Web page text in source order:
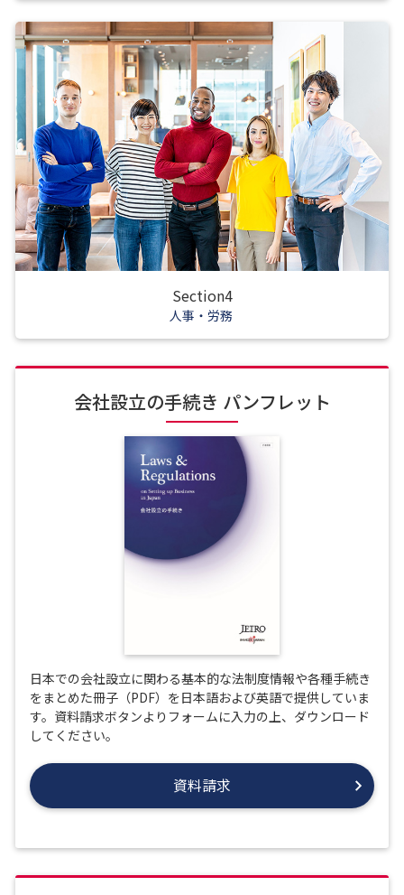
Section4
人事・労務
会社設立の手続き パンフレット
日本での会社設立に関わる基本的な法制度情報や各種手続き
をまとめた冊子（PDF）を日本語および英語で提供していま
す。資料請求ボタンよりフォームに入力の上、ダウンロード
してください。
資料請求